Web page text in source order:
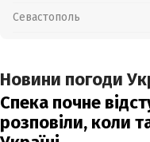
Севастополь
Новини погоди
Спека почне
розповіли, коли